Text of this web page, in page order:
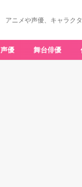
アニメや声優、キャラク
声優 舞台俳優